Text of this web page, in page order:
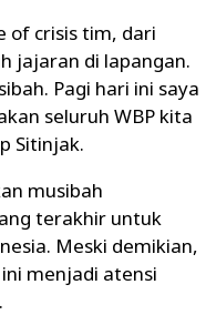
of crisis tim, dari
jajaran di lapangan.
Pagi hari ini saya
seluruh WBP kita
Sitinjak.
musibah
terakhir untuk
Meski demikian,
menjadi atensi